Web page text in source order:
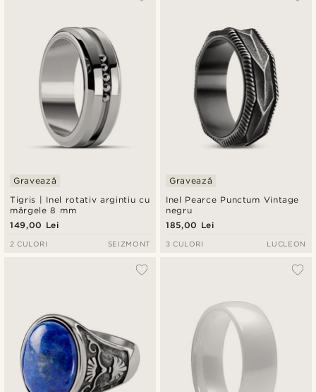
Tigris | Inel rotativ argintiu cu
mărgele 8 mm
Gravează
149,00 Lei
2 CULORI SEIZMONT
Inel Pearce Punctum Vintage
negru
Gravează
185,00 Lei
3 CULORI LUCLEON